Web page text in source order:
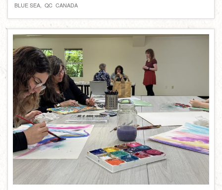
BLUE SEA, QC CANADA